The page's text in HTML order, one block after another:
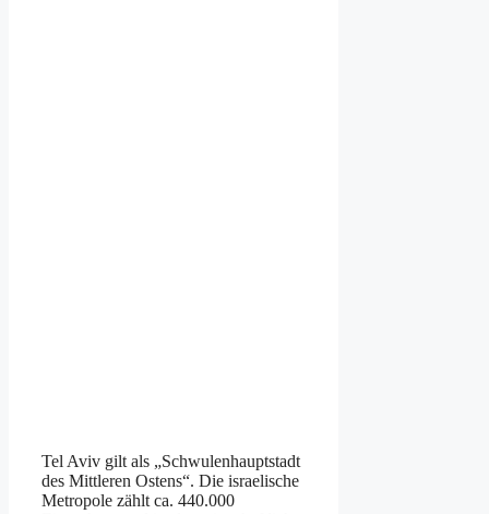
Tel Aviv gilt als „Schwulenhauptstadt
des Mittleren Ostens“. Die israelische
Metropole zählt ca. 440.000